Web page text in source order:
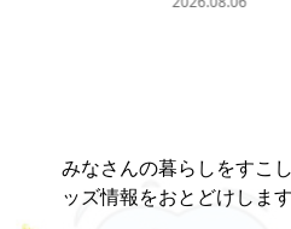
みなさんの暮らしをすこ
ッズ情報をおとどけします